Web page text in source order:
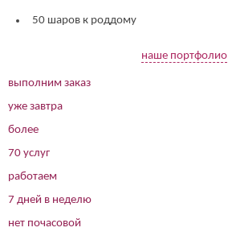
50 шаров к роддому
наше портфолио
выполним заказ
уже завтра
более
70 услуг
работаем
7 дней в неделю
нет почасовой